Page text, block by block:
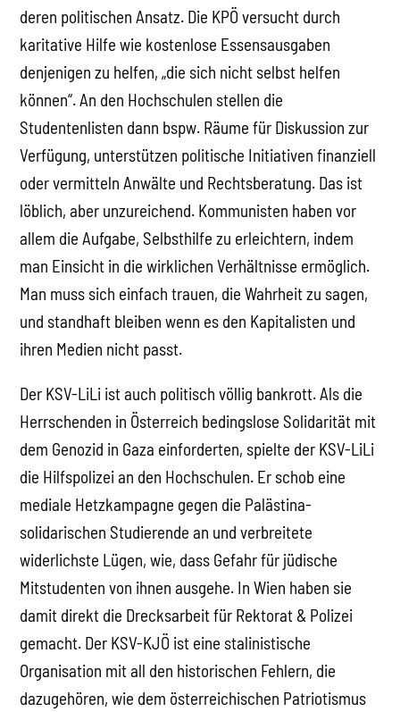
deren politischen Ansatz. Die KPÖ versucht durch
karitative Hilfe wie kostenlose Essensausgaben
denjenigen zu helfen, „die sich nicht selbst helfen
können“. An den Hochschulen stellen die
Studentenlisten dann bspw. Räume für Diskussion zur
Verfügung, unterstützen politische Initiativen finanziell
oder vermitteln Anwälte und Rechtsberatung. Das ist
löblich, aber unzureichend. Kommunisten haben vor
allem die Aufgabe, Selbsthilfe zu erleichtern, indem
man Einsicht in die wirklichen Verhältnisse ermöglich.
Man muss sich einfach trauen, die Wahrheit zu sagen,
und standhaft bleiben wenn es den Kapitalisten und
ihren Medien nicht passt.
Der KSV-LiLi ist auch politisch völlig bankrott. Als die
Herrschenden in Österreich bedingslose Solidarität mit
dem Genozid in Gaza einforderten, spielte der KSV-LiLi
die Hilfspolizei an den Hochschulen. Er schob eine
mediale Hetzkampagne gegen die Palästina-
solidarischen Studierende an und verbreitete
widerlichste Lügen, wie, dass Gefahr für jüdische
Mitstudenten von ihnen ausgehe. In Wien haben sie
damit direkt die Drecksarbeit für Rektorat & Polizei
gemacht. Der KSV-KJÖ ist eine stalinistische
Organisation mit all den historischen Fehlern, die
dazugehören, wie dem österreichischen Patriotismus